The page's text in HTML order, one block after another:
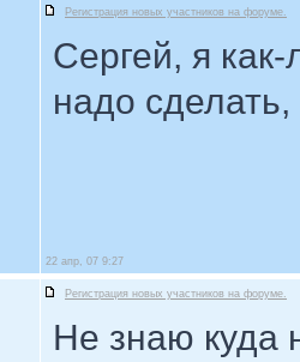
Регистрация новых участников на форуме.
Сергей, я
надо
22 апр, 07 9:27
Регистрация новых участников на форуме.
Не знаю куда